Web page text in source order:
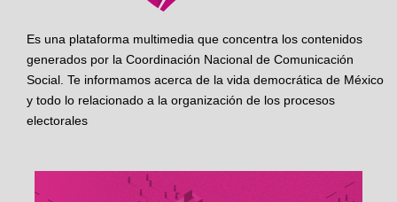
Es una plataforma multimedia que concentra los contenidos
generados por la Coordinación Nacional de Comunicación
Social. Te informamos acerca de la vida democrática de México
y todo lo relacionado a la organización de los procesos
electorales